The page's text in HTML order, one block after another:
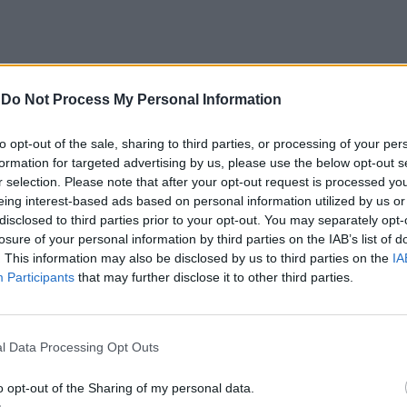
Do Not Process My Personal Information
opt-out of the sale, sharing to third parties, or processing of your
for targeted advertising by us, please use the below opt-out
selection. Please note that after your opt-out request is processed
interest-based ads based on personal information utilized by us
to third parties prior to your opt-out. You may separately
of your personal information by third parties on the IAB’s list of
This information may also be disclosed by us to third parties on the
Participants that may further disclose it to other third parties.
Data Processing Opt Outs
opt-out of the Sharing of my personal data.
la Corte d'assise
d'appello ribalta la
sentenza di primo grado:
Mori e Dell'Utri assolti
finalmente la verità viene a galla», è
capitano Giuseppe De Donno,
è una bufala, un’invenzione, un falso